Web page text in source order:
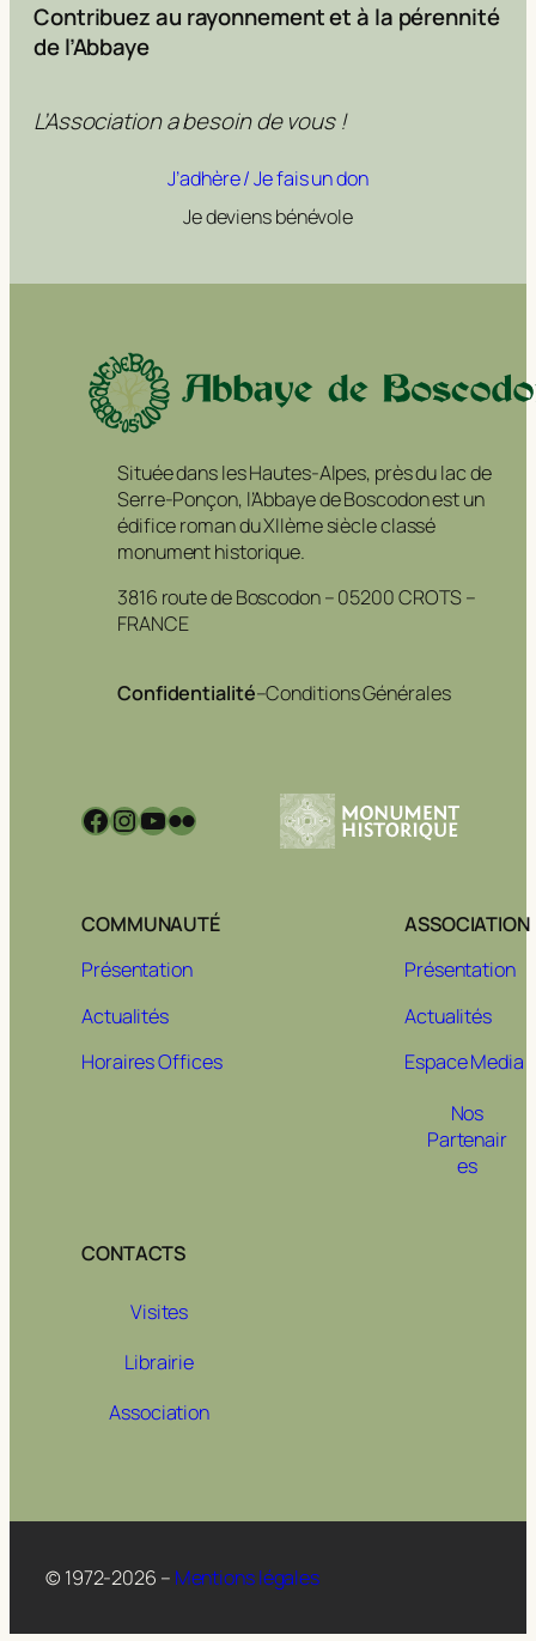
Contribuez au rayonnement et à la pérennité
de l’Abbaye
L’Association a besoin de vous !
J’adhère / Je fais un don
Je deviens bénévole
Située dans les Hautes-Alpes, près du lac de
Serre-Ponçon, l’Abbaye de Boscodon est un
édifice roman du XIIème siècle classé
monument historique.
3816 route de Boscodon – 05200 CROTS –
FRANCE
Confidentialité–Conditions Générales
Facebook
Instagram
YouTube
Flickr
COMMUNAUTÉ
Présentation
Actualités
Horaires Offices
ASSOCIATION
Présentation
Actualités
Espace Media
Nos
Partenair
es
CONTACTS
Visites
Librairie
Association
© 1972-2026 – Mentions légales